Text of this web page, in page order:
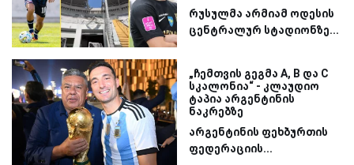
რუსულმა არმიამ ოდესის
ცენტრალურ სტადიონზე...
„ჩემთვის გეგმა A, B და C
სკალონია“ - კლაუდიო
ტაპია არგენტინის
ნაკრებზე
არგენტინის ფეხბურთის
ფედერაციის...